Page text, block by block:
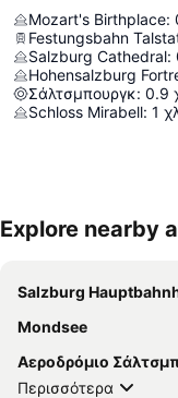
Mozart's Birthplace:
Festungsbahn
Salzburg Cathedral:
Hohensalzburg
Σάλτσμπουργκ: 0.9
Schloss Mirabell: 1
Explore nearby
Salzburg
Mondsee
Αεροδρόμιο
Περισσότερα